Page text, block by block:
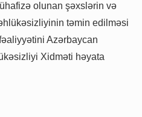
olunan şəxslərin və
təmin edilməsi
Azərbaycan
Xidməti həyata